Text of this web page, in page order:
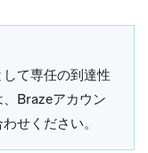
て専任の到達性
Brazeアカウン
せください。